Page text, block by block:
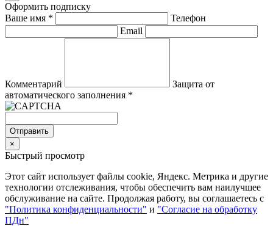
Оформить подписку
Ваше имя *
Телефон
Email
Комментарий
Защита от
автоматического заполнения *
Отправить
×
Быстрый просмотр
Этот сайт использует файлы cookie, Яндекс. Метрика и другие
технологии отслеживания, чтобы обеспечить вам наилучшее
обслуживание на сайте. Продолжая работу, вы соглашаетесь с
"Политика конфиденциальности" и "Согласие на обработку
ПДн"